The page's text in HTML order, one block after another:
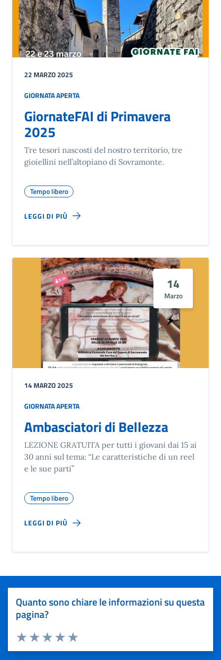
22 MARZO 2025
GIORNATA APERTA
GiornateFAI di Primavera
2025
Tre tesori nascosti del nostro territorio, tre
gioiellini nell’altopiano di Sovramonte.
Tempo libero
LEGGI DI PIÙ
14
Marzo
14 MARZO 2025
GIORNATA APERTA
Ambasciatori di Bellezza
LEZIONE GRATUITA per tutti i giovani dai 15 ai
30 anni sul tema: “Le caratteristiche di un reel
e le sue parti”
Tempo libero
LEGGI DI PIÙ
Quanto sono chiare le informazioni su questa
pagina?
Valuta 5 stelle su 5
Valuta 4 stelle su 5
Valuta 3 stelle su 5
Valuta 2 stelle su 5
Valuta 1 stelle su 5